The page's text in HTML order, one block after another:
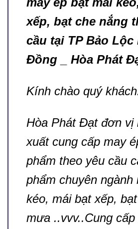
xếp, bạt che nắng
cầu tại TP Bảo Lộc
Đồng
_ Hòa Phát
Kính chào quý
Hòa Phát Đạt đơn vị
xuất cung cấp may
phẩm theo yêu cầu
phẩm chuyên ngành
kéo, mái bạt xếp,
mưa ..vvv..Cung cấp